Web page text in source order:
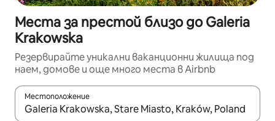
Места за престой близо до Galeria
Krakowska
Резервирайте уникални ваканционни жилища под
наем, домове и още много места в Airbnb
Местоположение
Когато резултатите се покажат, използвайте